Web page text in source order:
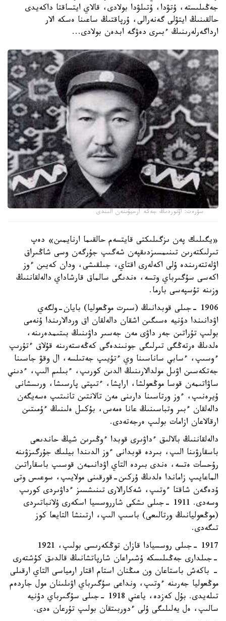
جەڭىلىستە، ۇتۋدا، ۇتىلۋدا بولادى، قالاي ايتساقتا داكەيدى
حالقىنىڭ ايتۋلى گەنەرالى، ۇرپاقتىڭ ساعىنا ەسكە الار
ارداگەرلەرىنىڭ ءبىرى دەۋگە ابدەن بولادى...
سۋرەت: اۆتوردىڭ جەكە ارحيۆىنەن الىندى
«يگىلىك پەن ىزگىلىكتى قايتسەم حالقىما ارنايمىن» دەپ
تىرلىكتەرىن تىنىمسىزدىقپەن شەگىپ جۇرگەن وسى شاڭىراق
اۋلەتتەرىندە ۇلى اكەلەرى اقتاي، جىلقىشى، ودان كەيىن ءوز
اكەسى سۇگىرباي وتسە، ەندىگى سالماق قارشاداي دالەلقاننىڭ
وزىنە تۇسپەسى بارما.
1906 -جىلى قوبدانىڭ (سىرت موڭعوليا) بايان-ولگەي
اۋدانىندا دۇنيە ەسىگىن اشقان دالەلقان اق وردالارىندا ۇنەمى
بولىپ تۇراتىن جەر داۋى مەن جەسىر داۋىنىڭ بىتىمدەرىنە،
ەلدىڭ ەرتەڭگى تىرلىگى جونىندەگى كەڭەستەرىنە قۇلاق ءتۇرىپ
ءوسىپ، ءسابي ساناسىنا وي ءتۇيىپ جەتىلسە، ال وقۋ جاسىنا
جەتكەسىن اۋىل مولدالارىنىڭ الدىن كورىپ، ءبىلىم الىپ، ءدىني
ساۋاتىمەن قوسا موڭعولشا، اراپشا، ءتىپتى پارسىشا، ورىسشانى
ۇيرەنىپ، ءوز ورتاسىنا دارىنى مەن تالانتىن تانىتىپ ەسەيگەن
دالەلقان ءبىر وتباسىنىڭ عانا ەمەس، بۇكىل ەلىنىڭ ءۇمىتىن
ارقالاعان ازامات بولىپ ەرجەتەدى.
دالەلقاننىڭ بالالىق ءداۋىرى قوبدا ءوڭىرىن شيڭ حاندىعى
باسقارۋىنا الىپ، بىردە قوبدانى ءوز الدىندا بيلىك جۇرگىزۋىنە
رۇحسات ەتسە، ەندى بىردە التاي اۋدانىمەن قوسىپ باسقاراتىن
الماعايىپ زاماندا ەلدىڭ ۇركىن-قورقىنى مولايىپ، سوعىس وتى
ۇدەگەن شاقتا ءوتىپ، شەكارالارى تىنىشسىز ءداۋىردى كورىپ
وسەدى. 1911 -جىلى ىشكى شارروسسيا اسكەرى ۇلانباتىردى
(موڭعوليانىڭ ورتالىعى) باسىپ الىپ، ارتىنشا التايعا كوز
تىگەدى.
1917 -جىلى روسسيادا قازان توڭكەرىسى بولىپ، 1921
-جىلدارى جەڭىلىسكە ۇشىراعان شارپاتشانىڭ قالدىق كۇشتەرى
- باكەش باستاعان ون مىڭنان استام اقتار ارمياسى التاي ارقىلى
موڭعوليا جەرىنە ءوتىپ، ونداعى سۇگىرباي اۋىلىنان مول جاردەم
تىلەيدى. بۇل كەزدە، ياعني 1918 -جىلى سۇگىرباي دۇنيە
سالىپ، ەل يەلىلىگى ۇلى ءدوربىتقان بولىپ تۇرعان ەدى.